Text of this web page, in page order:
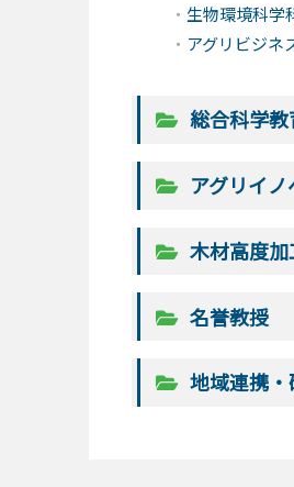
生物環境科
アグリビジ
総合科学
アグリイ
木材高度
名誉教授
地域連携